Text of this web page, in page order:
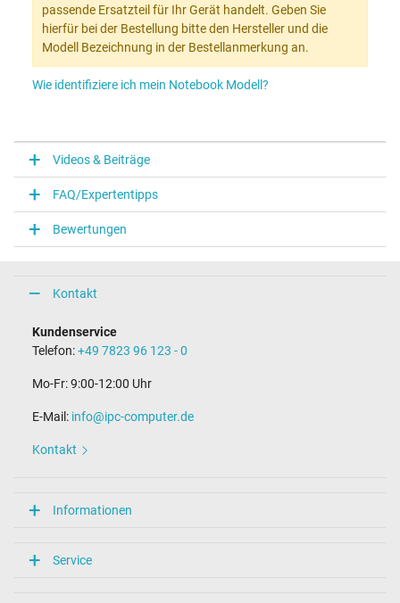
passende Ersatzteil für Ihr Gerät handelt. Geben Sie
hierfür bei der Bestellung bitte den Hersteller und die
Modell Bezeichnung in der Bestellanmerkung an.
Wie identifiziere ich mein Notebook Modell?
Videos & Beiträge
FAQ/Expertentipps
Bewertungen
Kontakt
Kundenservice
Telefon:+49 7823 96 123 - 0
Mo-Fr: 9:00-12:00 Uhr
E-Mail: info@ipc-computer.de
Kontakt
Informationen
Service